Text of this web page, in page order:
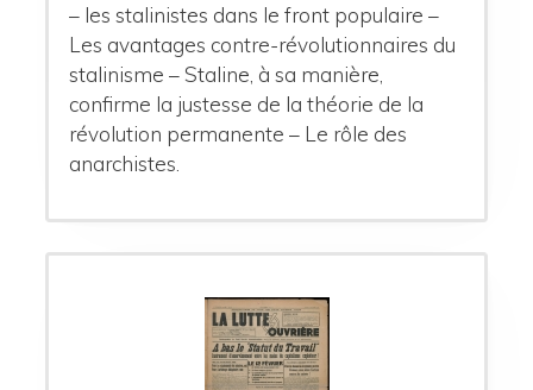
– les stalinistes dans le front populaire –
Les avantages contre-révolutionnaires du
stalinisme – Staline, à sa manière,
confirme la justesse de la théorie de la
révolution permanente – Le rôle des
anarchistes.